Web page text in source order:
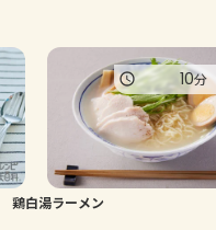
鶏白湯ラーメン
10分